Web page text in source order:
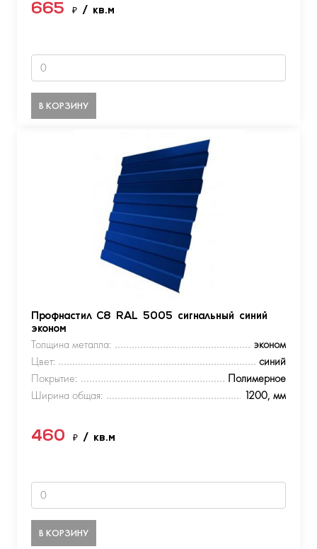
665 ₽ / кв.м
В КОРЗИНУ
Профнастил С8 RAL 5005 сигнальный синий
эконом
Толщина металла:
эконом
Цвет:
синий
Покрытие:
Полимерное
Ширина общая:
1200, мм
460 ₽ / кв.м
В КОРЗИНУ